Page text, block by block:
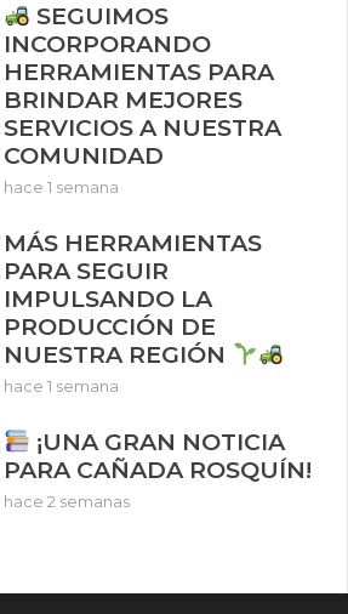
SEGUIMOS
INCORPORANDO
HERRAMIENTAS PARA
BRINDAR MEJORES
SERVICIOS A NUESTRA
COMUNIDAD
hace 1 semana
MÁS HERRAMIENTAS
PARA SEGUIR
IMPULSANDO LA
PRODUCCIÓN DE
NUESTRA REGIÓN
hace 1 semana
¡UNA GRAN NOTICIA
PARA CAÑADA ROSQUÍN!
hace 2 semanas